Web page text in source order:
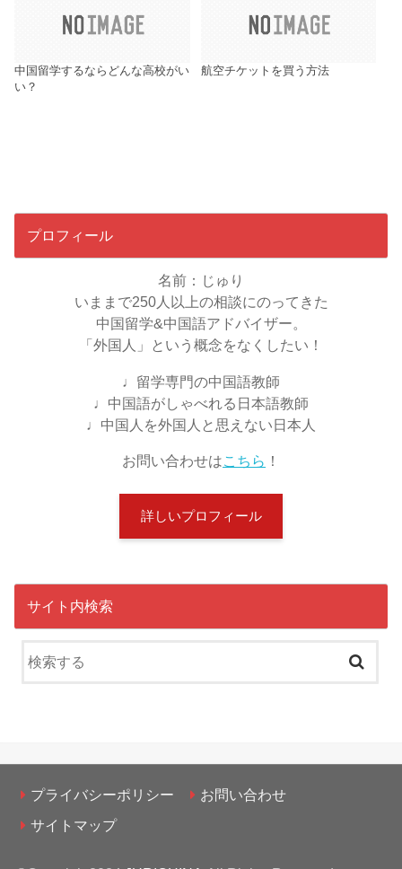
中国留学するならどんな高校がい
い？
航空チケットを買う方法
プロフィール
名前：じゅり
いままで250人以上の相談にのってきた
中国留学&中国語アドバイザー。
「外国人」という概念をなくしたい！
♩留学専門の中国語教師
♩中国語がしゃべれる日本語教師
♩中国人を外国人と思えない日本人
お問い合わせはこちら ！
詳しいプロフィール
サイト内検索
プライバシーポリシー
お問い合わせ
サイトマップ